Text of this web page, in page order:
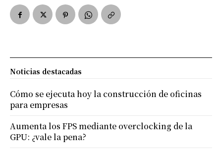
Noticias destacadas
Cómo se ejecuta hoy la construcción de oficinas
para empresas
Aumenta los FPS mediante overclocking de la
GPU: ¿vale la pena?